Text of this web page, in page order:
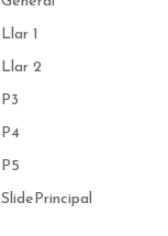
Llar 1
Llar 2
P3
P4
P5
SlidePrincipal